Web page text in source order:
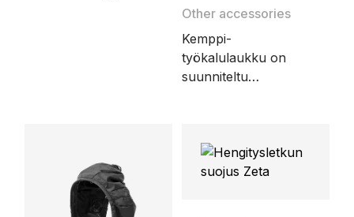
Other accessories
Kemppi-
työkalulaukku on
suunniteltu
hitsausmaskien
kuljettamiseen ja